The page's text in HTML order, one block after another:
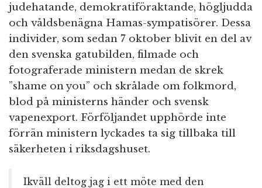
judehatande, demokratiföraktande, högljudda
och våldsbenägna Hamas-sympatisörer. Dessa
individer, som sedan 7 oktober blivit en del av
den svenska gatubilden, filmade och
fotograferade ministern medan de skrek
”shame on you” och skrålade om folkmord,
blod på ministerns händer och svensk
vapenexport. Förföljandet upphörde inte
förrän ministern lyckades ta sig tillbaka till
säkerheten i riksdagshuset.
Ikväll deltog jag i ett möte med den